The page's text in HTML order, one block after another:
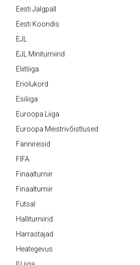
Eesti Jalgpall
Eesti Koondis
EJL
EJL Miniturniirid
Eliitliiga
Eriolukord
Esiliiga
Euroopa Liiga
Euroopa Meistrivõistlused
Fännireisid
FIFA
Finaalturniir
Finaalturniir
Futsal
Halliturniirid
Harrastajad
Heategevus